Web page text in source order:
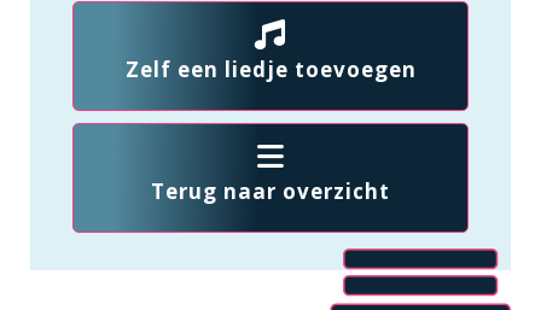
Zelf een liedje toevoegen
Terug naar overzicht